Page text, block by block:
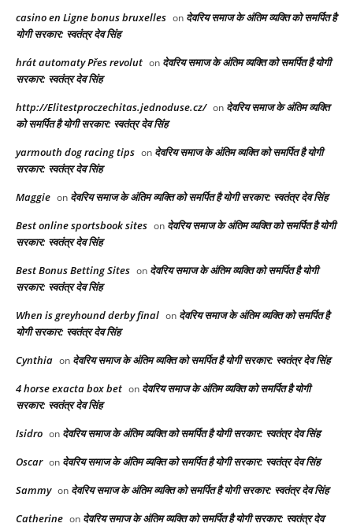
casino en Ligne bonus bruxelles on देवरिय समाज के अंतिम व्यक्ति को समर्पित है
योगी सरकार: स्वतंत्र देव सिंह
hrát automaty Přes revolut on देवरिय समाज के अंतिम व्यक्ति को समर्पित है योगी
सरकार: स्वतंत्र देव सिंह
http://Elitestproczechitas.jednoduse.cz/ on देवरिय समाज के अंतिम व्यक्ति
को समर्पित है योगी सरकार: स्वतंत्र देव सिंह
yarmouth dog racing tips​ on देवरिय समाज के अंतिम व्यक्ति को समर्पित है योगी
सरकार: स्वतंत्र देव सिंह
Maggie on देवरिय समाज के अंतिम व्यक्ति को समर्पित है योगी सरकार: स्वतंत्र देव सिंह
Best online sportsbook sites on देवरिय समाज के अंतिम व्यक्ति को समर्पित है योगी
सरकार: स्वतंत्र देव सिंह
Best Bonus Betting Sites on देवरिय समाज के अंतिम व्यक्ति को समर्पित है योगी
सरकार: स्वतंत्र देव सिंह
When is greyhound derby final​ on देवरिय समाज के अंतिम व्यक्ति को समर्पित है
योगी सरकार: स्वतंत्र देव सिंह
Cynthia on देवरिय समाज के अंतिम व्यक्ति को समर्पित है योगी सरकार: स्वतंत्र देव सिंह
4 horse exacta box bet​ on देवरिय समाज के अंतिम व्यक्ति को समर्पित है योगी
सरकार: स्वतंत्र देव सिंह
Isidro on देवरिय समाज के अंतिम व्यक्ति को समर्पित है योगी सरकार: स्वतंत्र देव सिंह
Oscar on देवरिय समाज के अंतिम व्यक्ति को समर्पित है योगी सरकार: स्वतंत्र देव सिंह
Sammy on देवरिय समाज के अंतिम व्यक्ति को समर्पित है योगी सरकार: स्वतंत्र देव सिंह
Catherine on देवरिय समाज के अंतिम व्यक्ति को समर्पित है योगी सरकार: स्वतंत्र देव